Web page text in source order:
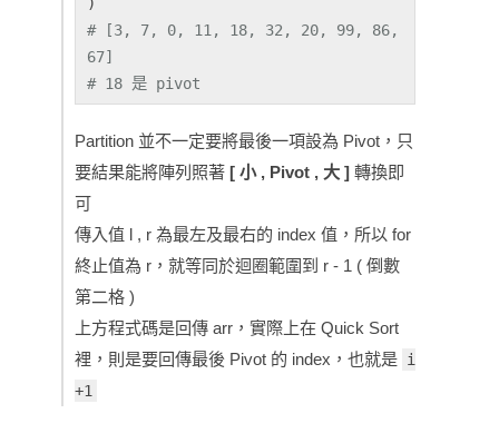
# [3, 7, 0, 11, 18, 32, 20, 99, 86,
67]
# 18 是 pivot
Partition 並不一定要將最後一項設為 Pivot，只
要結果能將陣列照著 [ 小 , Pivot , 大 ] 轉換即
可
傳入值 l , r 為最左及最右的 index 值，所以 for
終止值為 r，就等同於迴圈範圍到 r - 1 ( 倒數
第二格 )
上方程式碼是回傳 arr，實際上在 Quick Sort
裡，則是要回傳最後 Pivot 的 index，也就是 i
+1